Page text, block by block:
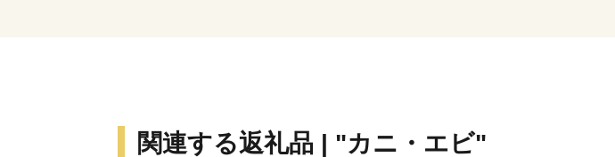
関連する返礼品 | "カニ・エビ"